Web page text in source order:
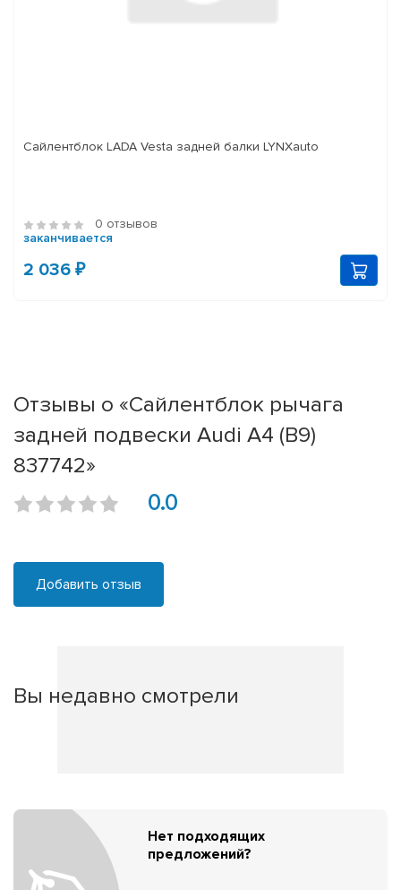
Сайлентблок LADA Vesta задней балки LYNXauto
0 отзывов
заканчивается
2 036 ₽
Отзывы о «Сайлентблок рычага
задней подвески Audi A4 (B9)
837742»
0.0
Добавить отзыв
Вы недавно смотрели
Нет подходящих
предложений?